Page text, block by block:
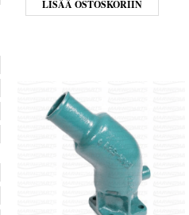
LISÄÄ OSTOSKORIIN